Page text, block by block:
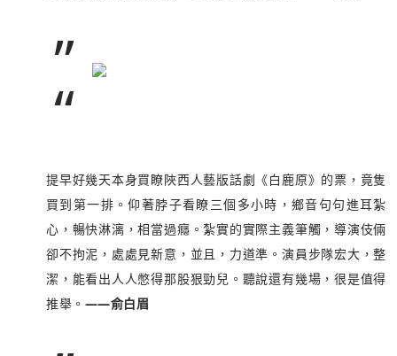
”
“
提早好幾天本身買瞭陜西人藝版話劇《白鹿原》的票，竟隻
買到第一排。仰著脖子看瞭三個多小時，鄉音句句進耳紮
心，暢快淋漓，相當過癮。紮實的實際主義筆觸，導演伎倆
卻不拘泥，處處見新意，並且，力道準。演員步隊宏大，整
潔，能看出人人憋得那股狠勁兒。聽說還有幾場，很是值得
推舉。 ——俞白眉